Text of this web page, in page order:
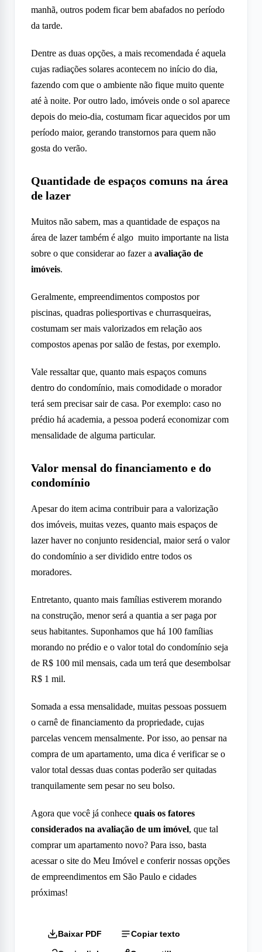
manhã, outros podem ficar bem abafados no período
da tarde.
Dentre as duas opções, a mais recomendada é aquela
cujas radiações solares acontecem no início do dia,
fazendo com que o ambiente não fique muito quente
até à noite. Por outro lado, imóveis onde o sol aparece
depois do meio-dia, costumam ficar aquecidos por um
período maior, gerando transtornos para quem não
gosta do verão.
Quantidade de espaços comuns na área
de lazer
Muitos não sabem, mas a quantidade de espaços na
área de lazer também é algo muito importante na lista
sobre o que considerar ao fazer a avaliação de
imóveis.
Geralmente, empreendimentos compostos por
piscinas, quadras poliesportivas e churrasqueiras,
costumam ser mais valorizados em relação aos
compostos apenas por salão de festas, por exemplo.
Vale ressaltar que, quanto mais espaços comuns
dentro do condomínio, mais comodidade o morador
terá sem precisar sair de casa. Por exemplo: caso no
prédio há academia, a pessoa poderá economizar com
mensalidade de alguma particular.
Valor mensal do financiamento e do
condomínio
Apesar do item acima contribuir para a valorização
dos imóveis, muitas vezes, quanto mais espaços de
lazer haver no conjunto residencial, maior será o valor
do condomínio a ser dividido entre todos os
moradores.
Entretanto, quanto mais famílias estiverem morando
na construção, menor será a quantia a ser paga por
seus habitantes. Suponhamos que há 100 famílias
morando no prédio e o valor total do condomínio seja
de R$ 100 mil mensais, cada um terá que desembolsar
R$ 1 mil.
Somada a essa mensalidade, muitas pessoas possuem
o carnê de financiamento da propriedade, cujas
parcelas vencem mensalmente. Por isso, ao pensar na
compra de um apartamento, uma dica é verificar se o
valor total dessas duas contas poderão ser quitadas
tranquilamente sem pesar no seu bolso.
Agora que você já conhece quais os fatores
considerados na avaliação de um imóvel, que tal
comprar um apartamento novo? Para isso, basta
acessar o site do Meu Imóvel e conferir nossas opções
de empreendimentos em São Paulo e cidades
próximas!
Baixar PDF Copiar texto